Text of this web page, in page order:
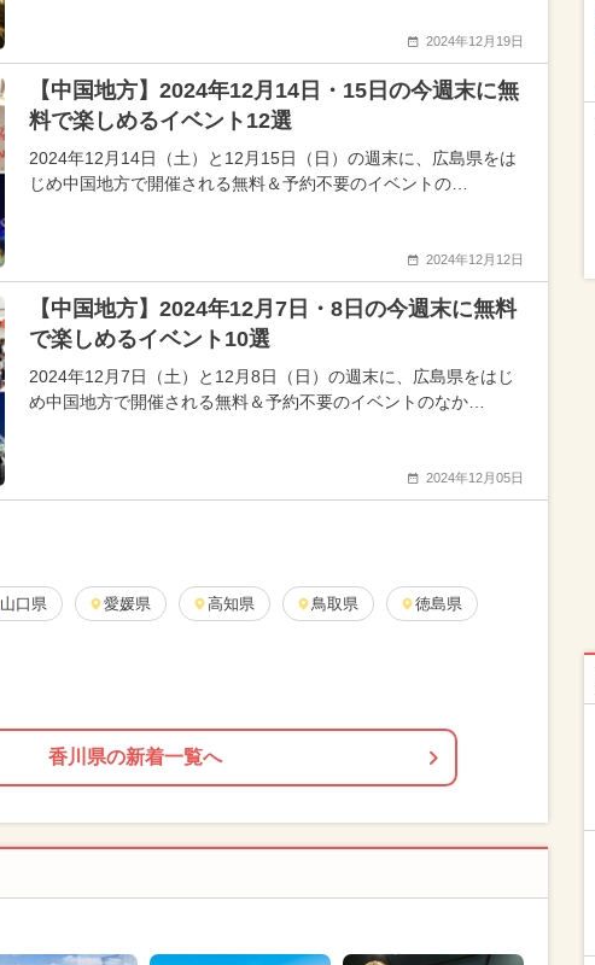
2024年12月19日
【中国地方】2024年12月14日・15日の今週末に無
料で楽しめるイベント12選
2024年12月14日（土）と12月15日（日）の週末に、広島県をは
じめ中国地方で開催される無料＆予約不要のイベントの…
2024年12月12日
【中国地方】2024年12月7日・8日の今週末に無料
で楽しめるイベント10選
2024年12月7日（土）と12月8日（日）の週末に、広島県をはじ
め中国地方で開催される無料＆予約不要のイベントのなか…
2024年12月05日
山口県 愛媛県 高知県 鳥取県 徳島県
香川県の新着一覧へ